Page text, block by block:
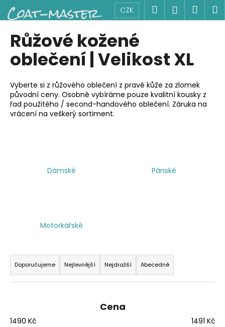
Přejít
na
obsah
CZK Hledat
Růžové kožené
oblečení | Velikost XL
Vyberte si z růžového oblečení z pravé kůže za zlomek
původní ceny. Osobně vybíráme pouze kvalitní kousky z
řad použitého / second-handového oblečení. Záruka na
vrácení na veškerý sortiment.
Dámské Pánské
Motorkářské
Ř
a
z
í
Doporučujeme Nejlevnější Nejdražší Abecedně
Cena
1490 Kč 1491 Kč
o
C
o
p
o
t
ř
j
t